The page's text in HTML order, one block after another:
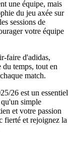
une équipe, mais
du jeu axée sur
sessions de
votre équipe
faire d'adidas,
du temps, tout en
match.
26 est un essentiel
simple
et votre passion
fierté et rejoignez la